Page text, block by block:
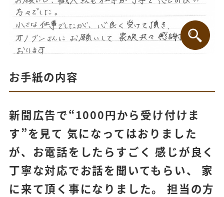
お手紙の内容
新聞広告で“1000円から受け付けま
す”を見て 気になってはおりました
が、お電話をしたらすごく 感じが良く
丁寧な対応でお話を聞いてもらい、 家
に来て頂く事になりました。 担当の方